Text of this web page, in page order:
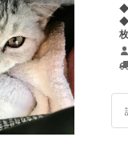
◆
◆
枚 また、